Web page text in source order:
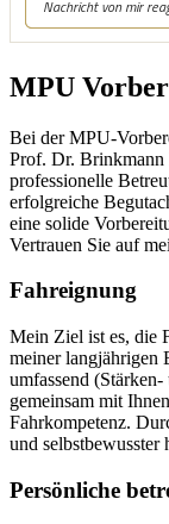
MPU
Bei der MPU-
Prof. Dr. Brinkmann
professionelle
erfolgreiche
eine solide
Vertrauen Sie auf
Fahreignung
Mein Ziel ist es, die
meiner langjährigen
umfassend
gemeinsam mit
Fahrkompetenz.
und selbstbewusster
Persönliche